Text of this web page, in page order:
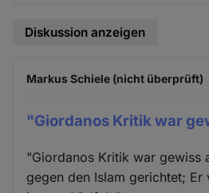
Diskussion anzeigen
Markus Schiele (nicht überprüft)
"Giordanos Kritik war
"Giordanos Kritik war gewiss
gegen den Islam gerichtet; Er